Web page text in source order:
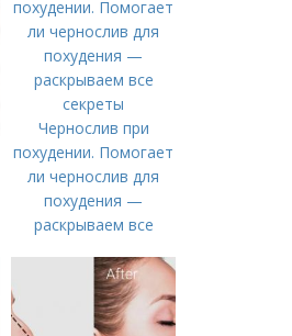
Чернослив при
похудении. Помогает
ли чернослив для
похудения —
раскрываем все